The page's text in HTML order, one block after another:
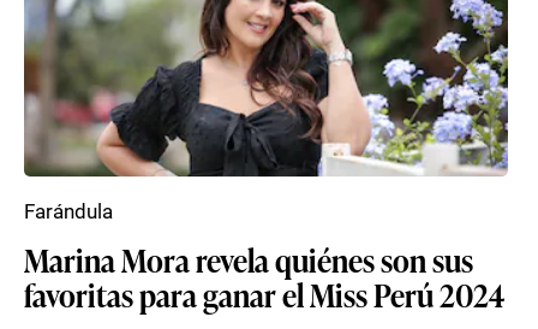
Marina Mora revela quiénes son sus
favoritas para ganar el Miss Perú 2024
Farándula